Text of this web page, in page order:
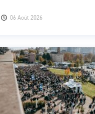
06 Août 2026